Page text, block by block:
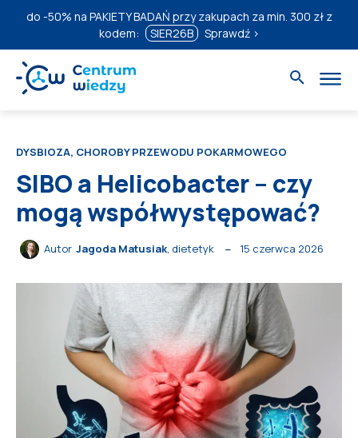
do -50% na PAKIETY BADAŃ przy zakupach za min. 300 zł z
kodem:
SIER26B Sprawdź ›
DYSBIOZA, CHOROBY PRZEWODU POKARMOWEGO
SIBO a Helicobacter – czy
mogą współwystępować?
Autor Jagoda Matusiak, dietetyk 15 czerwca 2026